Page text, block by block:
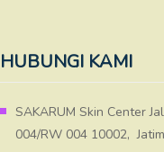
HUBUNGI KAMI
SAKARUM Skin Center
004/RW 004 10002,